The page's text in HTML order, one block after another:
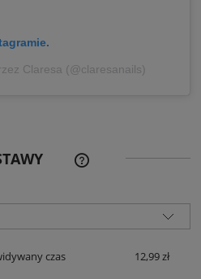
Claresa (@claresanails)
CENA NIE ZAWIERA
KOSZTÓW PŁATNOŚCI
czas
12,99 zł